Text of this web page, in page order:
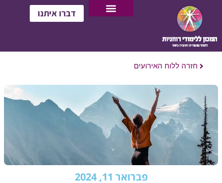
דברו איתנו
חזרה ללוח האירועים
פברואר 11, 2024